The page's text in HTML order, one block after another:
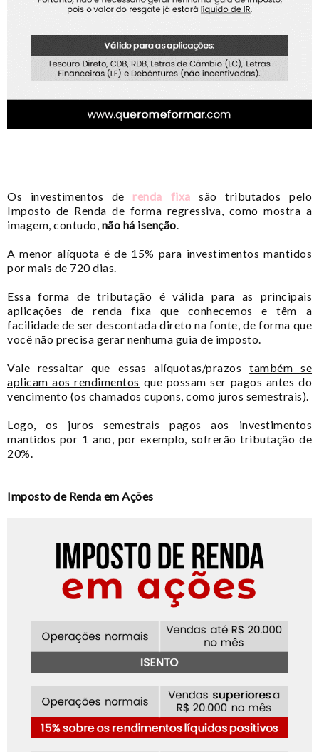
Os investimentos de renda fixa são tributados pelo
Imposto de Renda de forma regressiva, como mostra a
imagem, contudo, não há isenção.
A menor alíquota é de 15% para investimentos mantidos
por mais de 720 dias.
Essa forma de tributação é válida para as principais
aplicações de renda fixa que conhecemos e têm a
facilidade de ser descontada direto na fonte, de forma que
você não precisa gerar nenhuma guia de imposto.
Vale ressaltar que essas alíquotas/prazostambém se
aplicam aos rendimentos que possam ser pagos antes do
vencimento (os chamados cupons, como juros semestrais).
Logo, os juros semestrais pagos aos investimentos
mantidos por 1 ano, por exemplo, sofrerão tributação de
20%.
Imposto de Renda em Ações